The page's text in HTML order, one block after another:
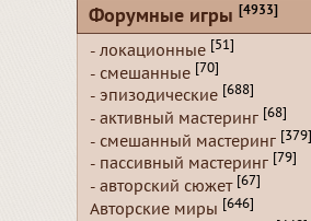
Форумные игры [4933]
- локационные [51]
- смешанные [70]
- эпизодические [688]
- активный мастеринг [68]
- смешанный мастеринг [379]
- пассивный мастеринг [79]
- авторский сюжет [67]
Авторские миры [646]